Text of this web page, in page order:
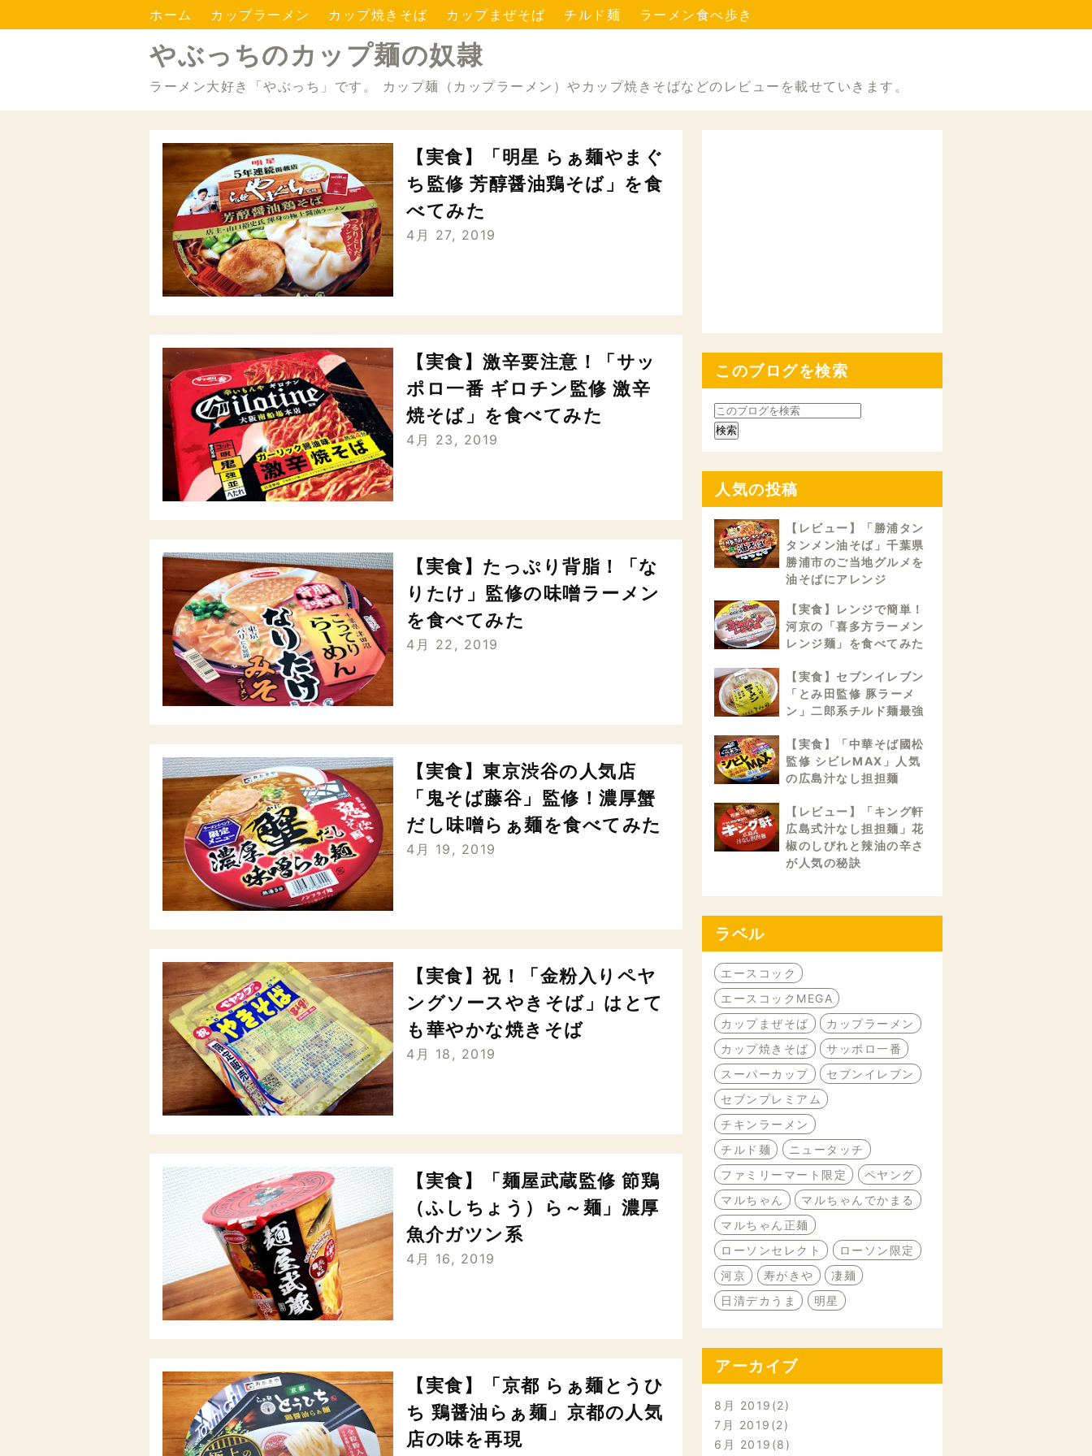
ホーム カップラーメン カップ焼きそば カップまぜそば チルド麺 ラーメン食べ歩き
やぶっちのカップ麺の奴隷
ラーメン大好き「やぶっち」です。 カップ麺（カップラーメン）やカップ焼きそばなどのレビューを載せていきます。
【実食】「明星 らぁ麺やまぐ
ち監修 芳醇醤油鶏そば」を食
べてみた
4月 27, 2019
【実食】激辛要注意！「サッ
ポロ一番 ギロチン監修 激辛
焼そば」を食べてみた
4月 23, 2019
【実食】たっぷり背脂！「な
りたけ」監修の味噌ラーメン
を食べてみた
4月 22, 2019
【実食】東京渋谷の人気店
「鬼そば藤谷」監修！濃厚蟹
だし味噌らぁ麺を食べてみた
4月 19, 2019
【実食】祝！「金粉入りペヤ
ングソースやきそば」はとて
も華やかな焼きそば
4月 18, 2019
【実食】「麺屋武蔵監修 節鶏
（ふしちょう）ら～麺」濃厚
魚介ガツン系
4月 16, 2019
【実食】「京都 らぁ麺とうひ
ち 鶏醤油らぁ麺」京都の人気
店の味を再現
このブログを検索
人気の投稿
【レビュー】「勝浦タン
タンメン油そば」千葉県
勝浦市のご当地グルメを
油そばにアレンジ
【実食】レンジで簡単！
河京の「喜多方ラーメン
レンジ麺」を食べてみた
【実食】セブンイレブン
「とみ田監修 豚ラーメ
ン」二郎系チルド麺最強
【実食】「中華そば國松
監修 シビレMAX」人気
の広島汁なし担担麺
【レビュー】「キング軒
広島式汁なし担担麺」花
椒のしびれと辣油の辛さ
が人気の秘訣
ラベル
エースコック
エースコックMEGA
カップまぜそば
カップラーメン
カップ焼きそば
サッポロ一番
スーパーカップ
セブンイレブン
セブンプレミアム
チキンラーメン
チルド麺
ニュータッチ
ファミリーマート限定
ペヤング
マルちゃん
マルちゃんでかまる
マルちゃん正麺
ローソンセレクト
ローソン限定
河京
寿がきや
凄麺
日清デカうま
明星
アーカイブ
8月 2019 2
7月 2019 2
6月 2019 8